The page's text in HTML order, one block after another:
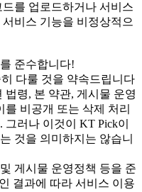
를 업로드하거나 서비스
비스 기능을 비정상적으
준수합니다!
다룰 것을 약속드립니다
령, 본 약관, 게시물 운영
비공개 또는 삭제 처리
러나 이것이 KT Pick이
것을 의미하지는 않습니
게시물 운영정책 등을 준
결과에 따라 서비스 이용